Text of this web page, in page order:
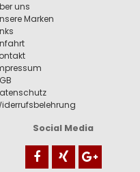
uns
Marken
Social Media